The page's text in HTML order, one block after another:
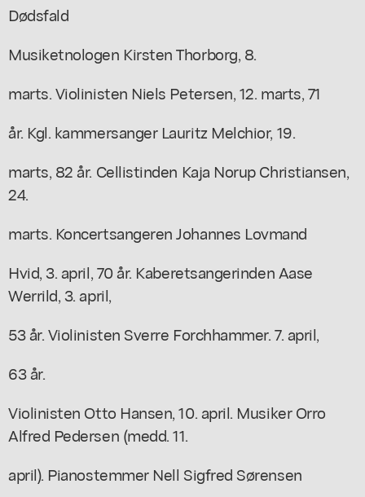
Dødsfald
Musiketnologen Kirsten Thorborg, 8.
marts. Violinisten Niels Petersen, 12. marts, 71
år. Kgl. kammersanger Lauritz Melchior, 19.
marts, 82 år. Cellistinden Kaja Norup Christiansen,
24.
marts. Koncertsangeren Johannes Lovmand
Hvid, 3. april, 70 år. Kaberetsangerinden Aase
Werrild, 3. april,
53 år. Violinisten Sverre Forchhammer. 7. april,
63 år.
Violinisten Otto Hansen, 10. april. Musiker Orro
Alfred Pedersen (medd. 11.
april). Pianostemmer Nell Sigfred Sørensen